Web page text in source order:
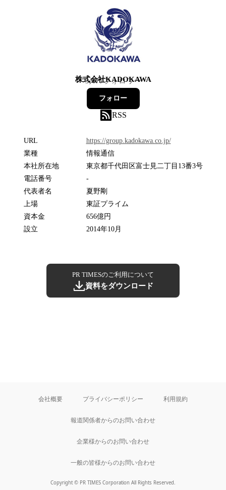
株式会社KADOKAWA
3,477フォロワー
フォロー
RSS
URL
https://group.kadokawa.co.jp/
業種
情報通信
本社所在地
東京都千代田区富士見二丁目13番3号
電話番号
-
代表者名
夏野剛
上場
東証プライム
資本金
656億円
設立
2014年10月
PR TIMESのご利用について
資料をダウンロード
会社概要 プライバシーポリシー 利用規約
報道関係者からのお問い合わせ
企業様からのお問い合わせ
一般の皆様からのお問い合わせ
Copyright © PR TIMES Corporation All Rights Reserved.